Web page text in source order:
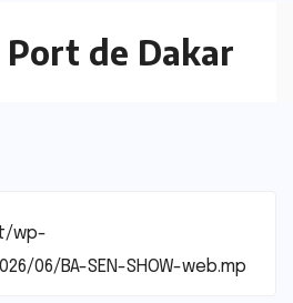
Port de Dakar
wp-
06/BA-SEN-SHOW-web.mp